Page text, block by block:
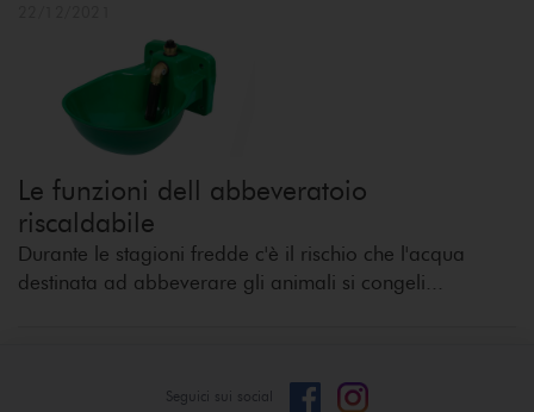
Le funzioni dell abbeveratoio
riscaldabile
Durante le stagioni fredde c'è il rischio che l'acqua
destinata ad abbeverare gli animali si congeli...
Seguici sui social